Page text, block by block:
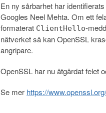
En ny sårbarhet har
Googles Neel Mehta. Om ett
formaterat ClientHello-
nätverket så kan OpenSSL
angripare.
OpenSSL har nu åtgärdat felet
Se mer https://